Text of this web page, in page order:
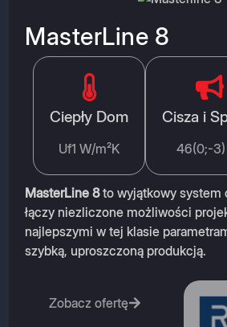
MasterLine 8
Ciepły Dom
Uf1 W/m²K
Cisza i
46(0;-3)
MasterLine 8to wyjątkowy system
łączy niezliczone możliwości
najlepszymi w tej klasie
szybką, uproszczoną produkcją.
Zobacz ofertę